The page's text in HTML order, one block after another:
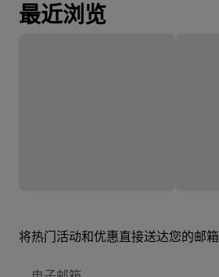
最近浏览
将热门活动和优惠直接送达您的邮箱